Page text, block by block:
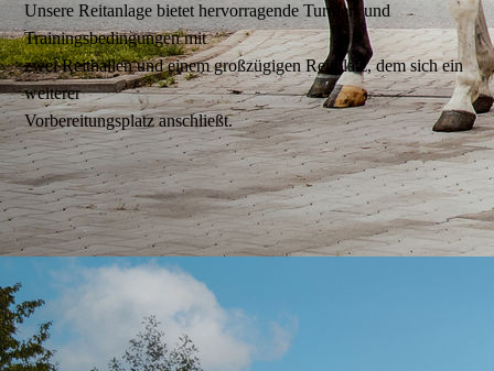
Unsere Reitanlage bietet hervorragende Turnier- und
Trainingsbedingungen mit
zwei Reithallen und einem großzügigen Reitplatz, dem sich ein
weiterer
Vorbereitungsplatz anschließt.